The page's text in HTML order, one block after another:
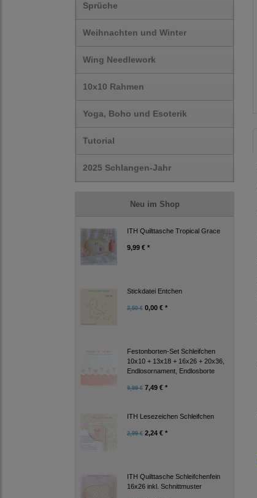
Sprüche
Weihnachten und Winter
Wing Needlework
10x10 Rahmen
Yoga, Boho und Esoterik
Tutorial
2025 Schlangen-Jahr
Neu im Shop
ITH Quilttasche Tropical Grace
9,99 € *
Stickdatei Entchen
3,50 € 0,00 € *
Festonborten-Set Schleifchen
10x10 + 13x18 + 16x26 + 20x36,
Endlosornament, Endlosborte
9,99 € 7,49 € *
ITH Lesezeichen Schleifchen
2,99 € 2,24 € *
ITH Quilttasche Schleifchenfein
16x26 inkl. Schnittmuster